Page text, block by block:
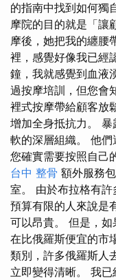
的指南中找到如何獨
摩院的目的就是「讓
摩後，她把我的纏腰
裡，感覺好像我已經
鐘，我就感覺到血液
過按摩培訓，但您會
裡式按摩帶給顧客放
增加全身抵抗力。
軟的深層組織。 他
您確實需要按照自己
台中 整骨 額外服務
室。 由於布拉格有
預算有限的人來說是
可以昂貴。 但是，
在比俄羅斯便宜的市
類別，許多俄羅斯人
立即變得清晰。 我